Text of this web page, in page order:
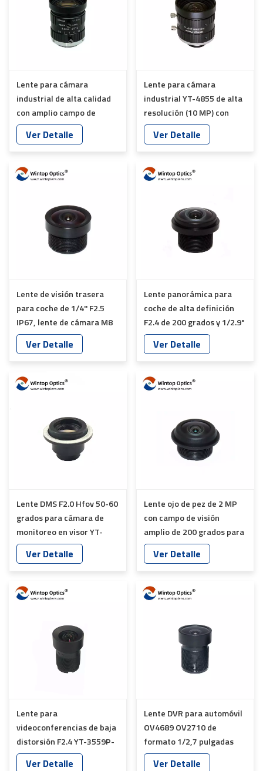
Lente para cámara
industrial de alta calidad
con amplio campo de
visión, 5 MP, 8 mm de
distancia focal, montura C,
Ver Detalle
Lente para cámara
industrial YT-4855 de alta
resolución (10 MP) con
montura C y excelente
calidad de imagen.
Ver Detalle
Lente de visión trasera
para coche de 1/4'' F2.5
IP67, lente de cámara M8
YT-5100-S1
Ver Detalle
Lente panorámica para
coche de alta definición
F2.4 de 200 grados y 1/2.9"
para lente ojo de pez YT-
6031-C1
Ver Detalle
Lente DMS F2.0 Hfov 50-60
grados para cámara de
monitoreo en visor YT-
7613-A7
Ver Detalle
Lente ojo de pez de 2 MP
con campo de visión
amplio de 200 grados para
cámara YT-6053P-S1
Ver Detalle
Lente para
videoconferencias de baja
distorsión F2.4 YT-3559P-
C8
Ver Detalle
Lente DVR para automóvil
OV4689 OV2710 de
formato 1/2,7 pulgadas
YT-1711P-C1
Ver Detalle